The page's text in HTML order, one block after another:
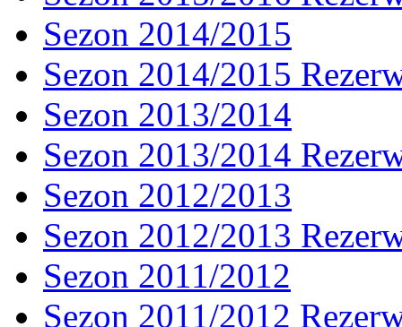
Sezon 2014/2015
Sezon 2014/2015
Sezon 2013/2014
Sezon 2013/2014
Sezon 2012/2013
Sezon 2012/2013
Sezon 2011/2012
Sezon 2011/2012